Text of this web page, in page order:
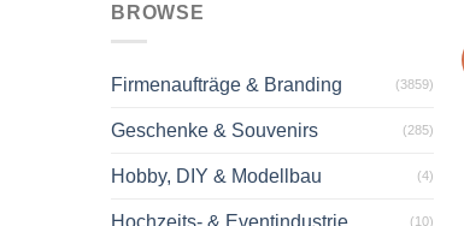
BROWSE
Firmenaufträge & Branding (3859)
Geschenke & Souvenirs (285)
Hobby, DIY & Modellbau (4)
(10)